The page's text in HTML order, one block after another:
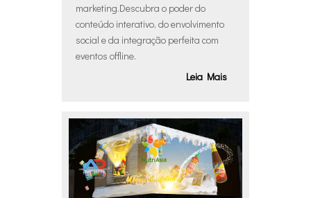
marketing.Descubra o poder do
conteúdo interativo, do envolvimento
social e da integração perfeita com
eventos offline.
Leia Mais